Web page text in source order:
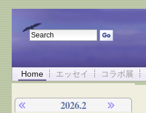
Home エッセイ コラボ展
2026.2